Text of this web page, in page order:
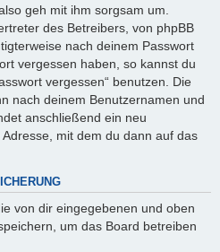
geh mit ihm sorgsam um.
des Betreibers, von phpBB
nach deinem Passwort
vergessen haben, so kannst du
vergessen“ benutzen. Die
nach deinem Benutzernamen und
anschließend ein neu
mit dem du dann auf das
von dir eingegebenen und oben
um das Board betreiben